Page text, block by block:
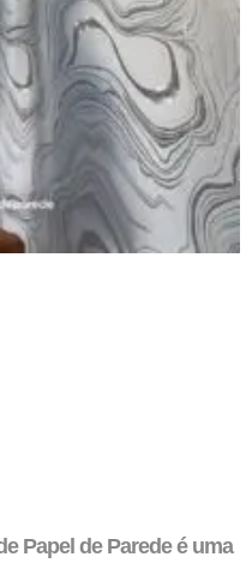
Papel de Parede é uma